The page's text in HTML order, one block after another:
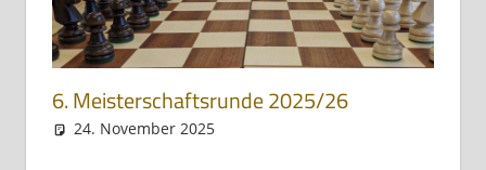
6. Meisterschaftsrunde 2025/26
24. November 2025